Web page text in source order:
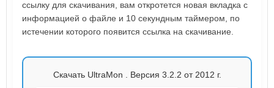
ссылку для скачивания, вам откротется новая вкладка с
информацией о файле и 10 секундным таймером, по
истечении которого появится ссылка на скачивание.
Скачать UltraMon . Версия 3.2.2 от 2012 г.